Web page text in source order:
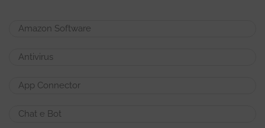
Amazon Software
Antivirus
App Connector
Chat e Bot